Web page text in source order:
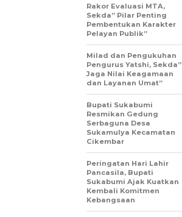
Rakor Evaluasi MTA,
Sekda” Pilar Penting
Pembentukan Karakter
Pelayan Publik”
Milad dan Pengukuhan
Pengurus Yatshi, Sekda”
Jaga Nilai Keagamaan
dan Layanan Umat”
Bupati Sukabumi
Resmikan Gedung
Serbaguna Desa
Sukamulya Kecamatan
Cikembar
Peringatan Hari Lahir
Pancasila, Bupati
Sukabumi Ajak Kuatkan
Kembali Komitmen
Kebangsaan